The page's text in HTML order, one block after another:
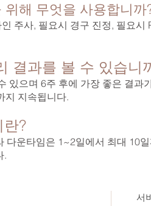
위해 무엇을 사용합니까
주사, 필요시 경구 진정, 필요시
결과를 볼 수 있습니
있으며 6주 후에 가장 좋은 결과
지 지속됩니다.
란?
다운타임은 1~2일에서 최대 10
.
서